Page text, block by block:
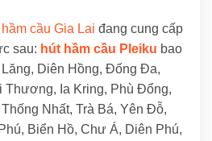
hầm cầu Gia Lai đang cung cấp
sau: hút hầm cầu Pleiku bao
Diên Hồng, Đống Đa,
Thương, Ia Kring, Phù Đổng,
Nhất, Trà Bá, Yên Đỗ,
Biển Hồ, Chư Á, Diên Phú,